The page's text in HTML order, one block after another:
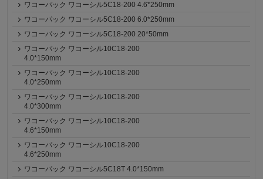
ワコーパック ワコーシル5C18-200 4.6*250mm
ワコーパック ワコーシル5C18-200 6.0*250mm
ワコーパック ワコーシル5C18-200 20*50mm
ワコーパック ワコーシル10C18-200
4.0*150mm
ワコーパック ワコーシル10C18-200
4.0*250mm
ワコーパック ワコーシル10C18-200
4.0*300mm
ワコーパック ワコーシル10C18-200
4.6*150mm
ワコーパック ワコーシル10C18-200
4.6*250mm
ワコーパック ワコーシル5C18T 4.0*150mm